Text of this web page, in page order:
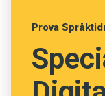
Prova